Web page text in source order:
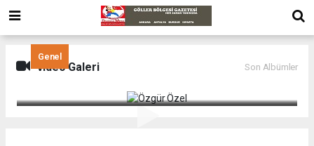
Video Galeri Son Albümler
Genel